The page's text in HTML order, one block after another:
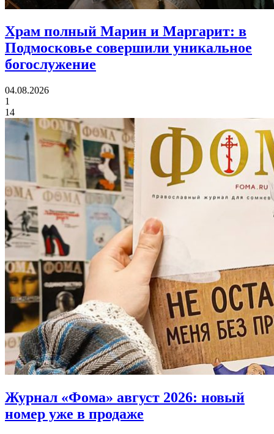
Храм полный Марин и Маргарит: в
Подмосковье совершили уникальное
богослужение
04.08.2026
1
14
Журнал «Фома» август 2026: новый
номер уже в продаже